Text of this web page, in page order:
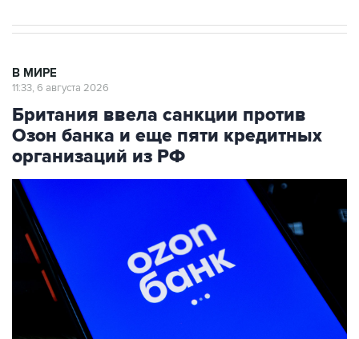
В МИРЕ
11:33, 6 августа 2026
Британия ввела санкции против
Озон банка и еще пяти кредитных
организаций из РФ